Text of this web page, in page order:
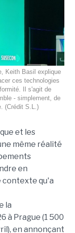
Keith Basil explique
ces technologies
Il s'agit de
- simplement, de
(Crédit S.L.)
et les
même réalité
en
contexte qu'a
la
à Prague (1 500
en annonçant